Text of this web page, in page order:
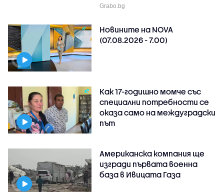
Grabo.bg
Новините на NOVA
(07.08.2026 - 7.00)
Как 17-годишно момче със
специални потребности се
оказа само на междуградски
път
Американска компания ще
изгради първата военна
база в Ивицата Газа